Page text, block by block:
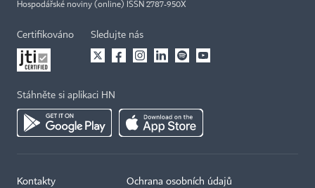
Hospodářské noviny (online) ISSN 2787-950X
Certifikováno Sledujte nás
Stáhněte si aplikaci HN
Kontakty Ochrana osobních údajů